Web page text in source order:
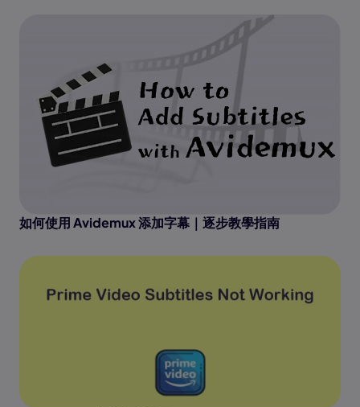
如何使用 Avidemux 添加字幕｜逐步教學指南